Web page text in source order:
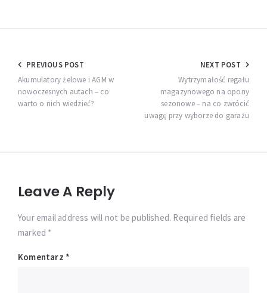
Nawigacja
wpisu
PREVIOUS POST
Akumulatory żelowe i AGM w
nowoczesnych autach – co
warto o nich wiedzieć?
NEXT POST
Wytrzymałość regału
magazynowego na opony
sezonowe – na co zwrócić
uwagę przy wyborze do garażu
Leave A Reply
Your email address will not be published. Required fields are
marked *
Komentarz *